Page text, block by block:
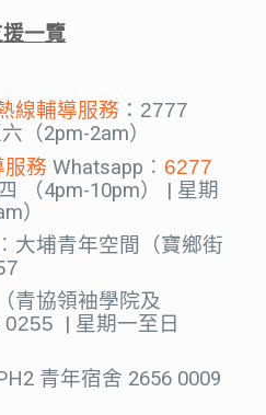
一覽
線輔導服務 ： 2777
（2pm-2am）
務 Whatsapp︰ 6277
（4pm-10pm） | 星期
）
大埔青年空間（寶鄉街
青協領袖學院及
0255
| 星期一至日
青年宿舍 2656 0009